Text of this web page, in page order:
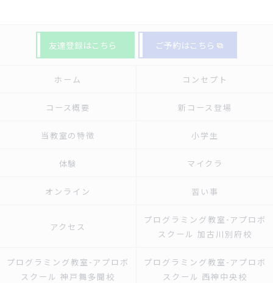
友達登録はこちら ご予約はこちら
ホーム コンセプト
コース概要 新コース登場
当教室の特徴 小学生
体験 マイクラ
オンライン 習い事
アクセス
プログラミング教室-アプロボ
スクール 加古川別府校
プログラミング教室-アプロボ
スクール 神戸舞多聞校
プログラミング教室-アプロボ
スクール 西神中央校